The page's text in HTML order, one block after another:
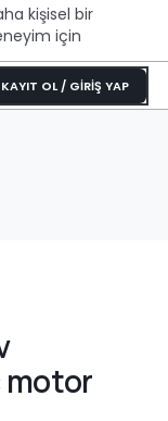
kişisel bir
için
KAYIT OL / GİRİŞ YAP
motor